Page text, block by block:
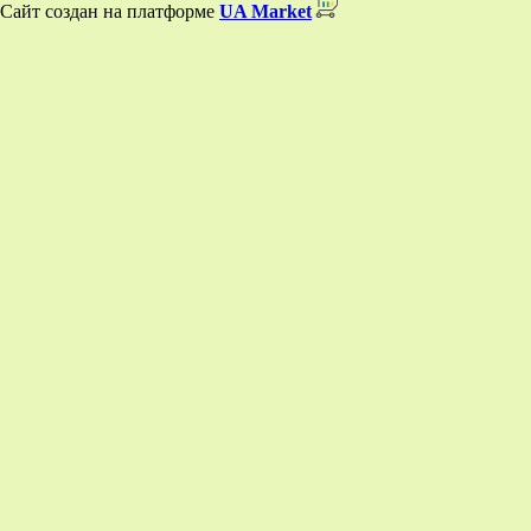
Сайт создан на платформе UA Market